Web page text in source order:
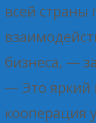
всей
бизнеса, —
— Это яркий
кооперация